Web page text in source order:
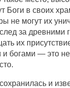
Боги в своих
не могут их
за древними
их
и богами — это не
и